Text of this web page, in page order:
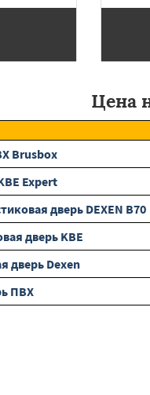
Цена
Brusbox
Expert
дверь DEXEN B70
дверь KBE
дверь Dexen
ПВХ